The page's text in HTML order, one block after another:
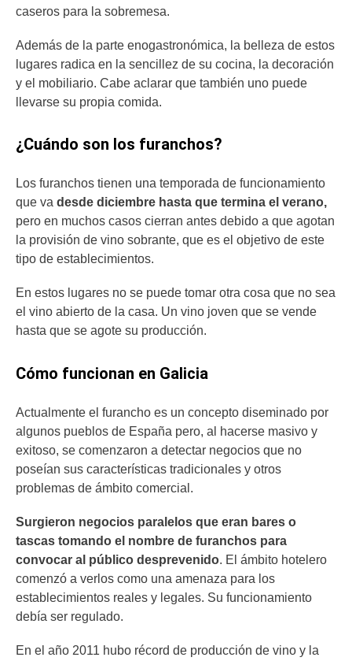
caseros para la sobremesa.
Además de la parte enogastronómica, la belleza de estos
lugares radica en la sencillez de su cocina, la decoración
y el mobiliario. Cabe aclarar que también uno puede
llevarse su propia comida.
¿Cuándo son los furanchos?
Los furanchos tienen una temporada de funcionamiento
que va desde diciembre hasta que termina el verano,
pero en muchos casos cierran antes debido a que agotan
la provisión de vino sobrante, que es el objetivo de este
tipo de establecimientos.
En estos lugares no se puede tomar otra cosa que no sea
el vino abierto de la casa. Un vino joven que se vende
hasta que se agote su producción.
Cómo funcionan en Galicia
Actualmente el furancho es un concepto diseminado por
algunos pueblos de España pero, al hacerse masivo y
exitoso, se comenzaron a detectar negocios que no
poseían sus características tradicionales y otros
problemas de ámbito comercial.
Surgieron negocios paralelos que eran bares o
tascas tomando el nombre de furanchos para
convocar al público desprevenido. El ámbito hotelero
comenzó a verlos como una amenaza para los
establecimientos reales y legales. Su funcionamiento
debía ser regulado.
En el año 2011 hubo récord de producción de vino y la